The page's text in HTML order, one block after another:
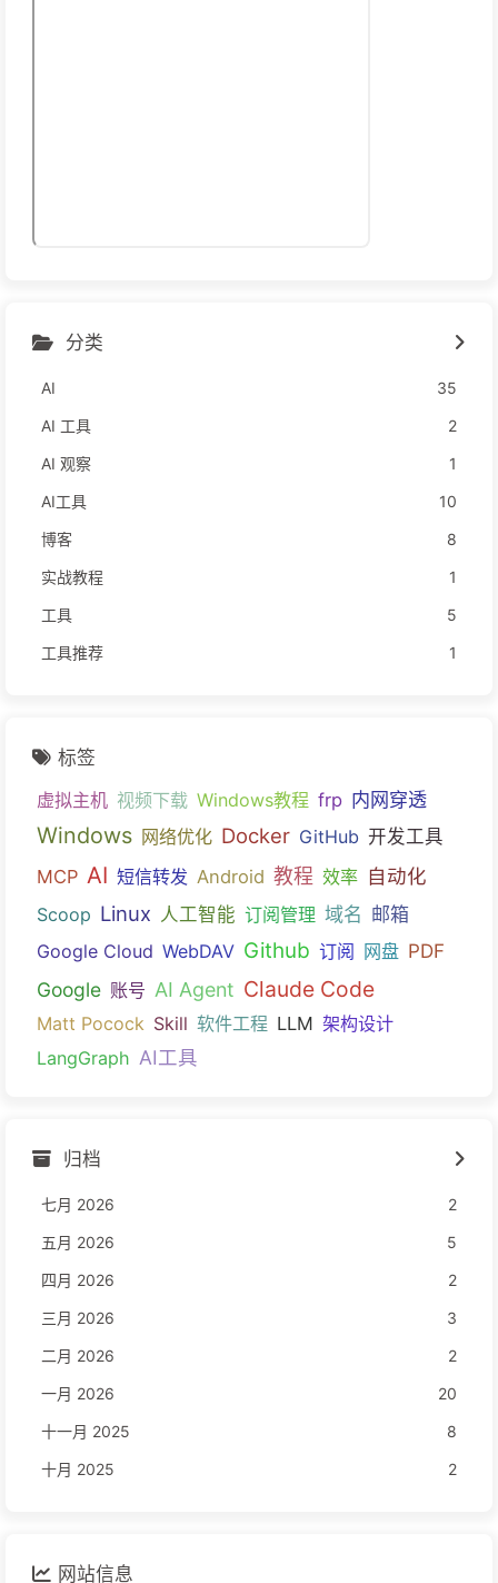
分类
AI
35
AI 工具
2
AI 观察
1
AI工具
10
博客
8
实战教程
1
工具
5
工具推荐
1
标签
虚拟主机 视频下载 Windows教程 frp 内网穿透
Windows 网络优化 Docker GitHub 开发工具
MCP AI 短信转发 Android 教程 效率 自动化
Scoop Linux 人工智能 订阅管理 域名 邮箱
Google Cloud WebDAV Github 订阅 网盘 PDF
Google 账号 AI Agent Claude Code
Matt Pocock Skill 软件工程 LLM 架构设计
LangGraph AI工具
归档
七月 2026
2
五月 2026
5
四月 2026
2
三月 2026
3
二月 2026
2
一月 2026
20
十一月 2025
8
十月 2025
2
网站信息